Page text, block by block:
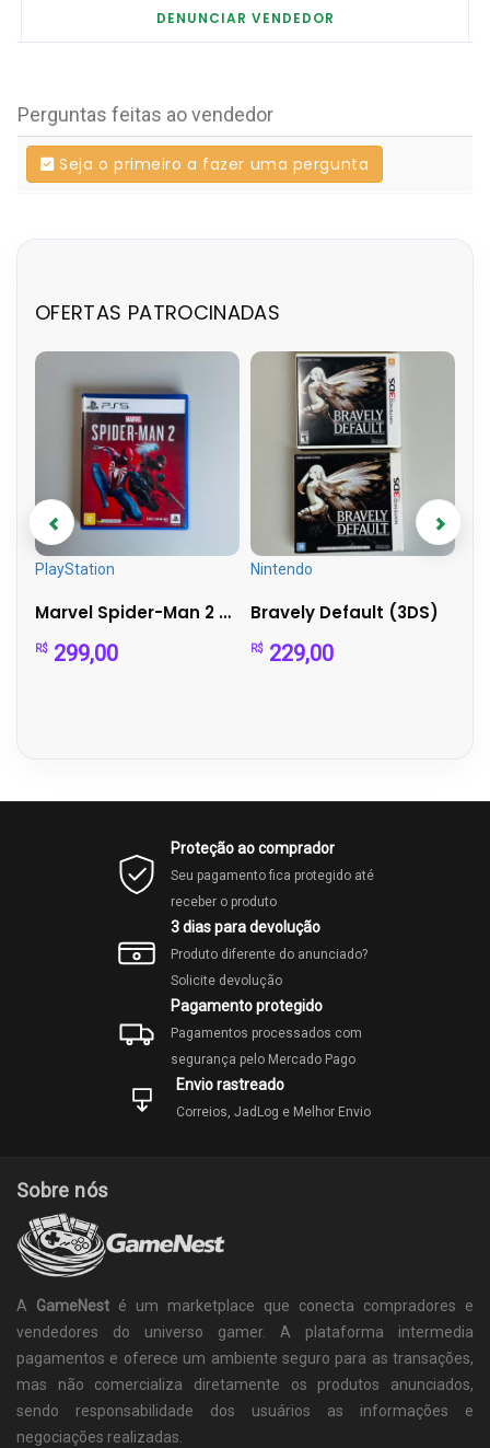
DENUNCIAR VENDEDOR
Perguntas feitas ao vendedor
Seja o primeiro a fazer uma pergunta
OFERTAS PATROCINADAS
PlayStation
Marvel Spider-Man 2 – PS5
R$ 299,00
Nintendo
Bravely Default (3DS)
R$ 229,00
Proteção ao comprador
Seu pagamento fica protegido até
receber o produto
3 dias para devolução
Produto diferente do anunciado?
Solicite devolução
Pagamento protegido
Pagamentos processados com
segurança pelo Mercado Pago
Envio rastreado
Correios, JadLog e Melhor Envio
Sobre nós
A GameNest é um marketplace que conecta compradores e
vendedores do universo gamer. A plataforma intermedia
pagamentos e oferece um ambiente seguro para as transações,
mas não comercializa diretamente os produtos anunciados,
sendo responsabilidade dos usuários as informações e
negociações realizadas.